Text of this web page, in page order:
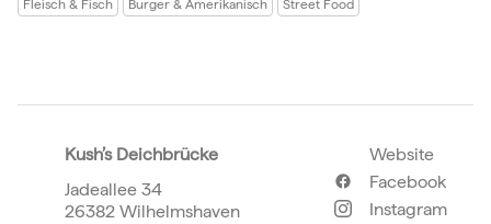
Fleisch & Fisch Burger & Amerikanisch Street Food
Kush’s Deichbrücke
Jadeallee 34
26382 Wilhelmshaven
Website
Facebook
Instagram